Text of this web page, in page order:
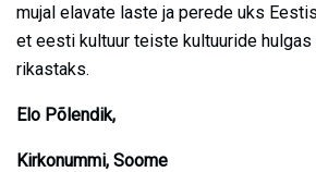
mujal elavate laste ja perede uks
et eesti kultuur teiste kultuuride hulgas
rikastaks.
Elo Põlendik,
Kirkonummi, Soome